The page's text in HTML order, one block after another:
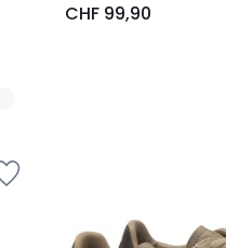
CHF 99,90